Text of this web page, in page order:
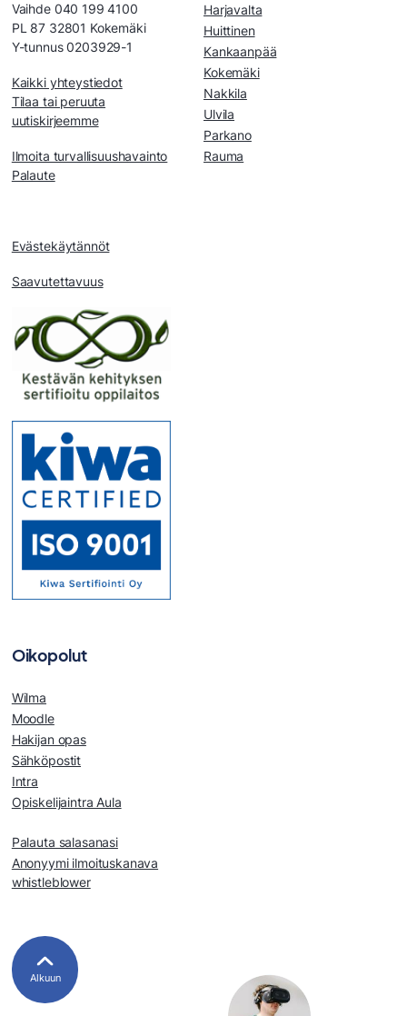
Vaihde 040 199 4100
PL 87 32801 Kokemäki
Y-tunnus 0203929-1
Kaikki yhteystiedot
Tilaa tai peruuta
uutiskirjeemme
Ilmoita turvallisuushavainto
Palaute
Evästekäytännöt
Saavutettavuus
Harjavalta
Huittinen
Kankaanpää
Kokemäki
Nakkila
Ulvila
Parkano
Rauma
Oikopolut
Wilma
Moodle
Hakijan opas
Sähköpostit
Intra
Opiskelijaintra Aula
Palauta salasanasi
Anonyymi ilmoituskanava
whistleblower
Alkuun